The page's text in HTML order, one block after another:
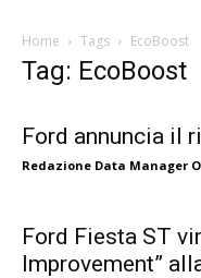
Home Tags EcoBoost
Tag: EcoBoost
Ford annuncia il
Redazione Data Manager
Ford Fiesta ST
Improvement”